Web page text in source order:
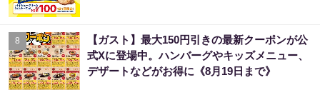
8
【ガスト】最大150円引きの最新クーポンが公
式Xに登場中。ハンバーグやキッズメニュー、
デザートなどがお得に《8月19日まで》